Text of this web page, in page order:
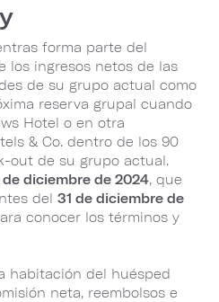
forma parte del
los ingresos netos de las
de su grupo actual como
reserva grupal cuando
Hotel o en otra
& Co. dentro de los 90
out de su grupo actual.
de diciembre de 2024, que
del 31 de diciembre de
conocer los términos y
habitación del huésped
neta, reembolsos e